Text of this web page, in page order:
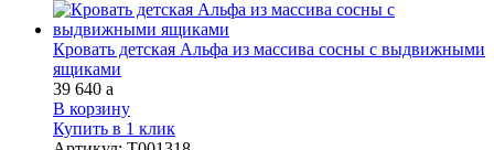
Кровать детская Альфа из массива сосны с выдвижными
ящиками
39 640 a
В корзину
Купить в 1 клик